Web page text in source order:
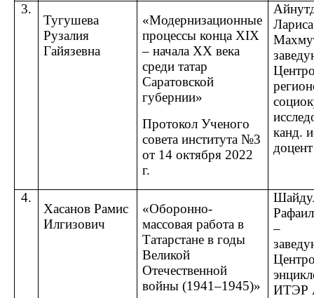
3.
Тугушева
Рузалия
Гайязевна
«Модернизационные
процессы конца XIX
– начала XX века
среди татар
Саратовской
губернии»
Протокол Ученого
совета института №3
от 14 октября 2022
г.
Лариса
канд.
доцент
4.
Хасанов Рамис
Илгизович
«Оборонно-
массовая работа в
Татарстане в годы
Великой
Отечественной
войны (1941–1945)»
–
ИТЭР